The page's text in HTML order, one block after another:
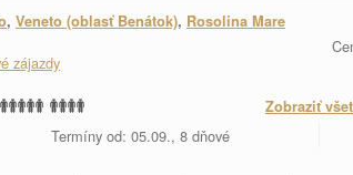
, Veneto (oblasť Benátok), Rosolina Mare
zájazdy
Zobraziť
Termíny od: 05.09., 8 dňové